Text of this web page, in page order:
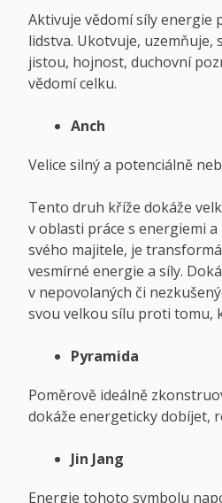
Aktivuje vědomí síly energie
lidstva. Ukotvuje, uzemňuje,
jistou, hojnost, duchovní
vědomí celku.
Anch
Velice silný a potenciálně
Tento druh kříže dokáže
v oblasti práce s energiemi
svého majitele, je
vesmírné energie a síly.
v nepovolaných či
svou velkou sílu proti tomu,
Pyramida
Poměrově ideálně
dokáže energeticky dobíjet,
Jin Jang
Energie tohoto symbolu